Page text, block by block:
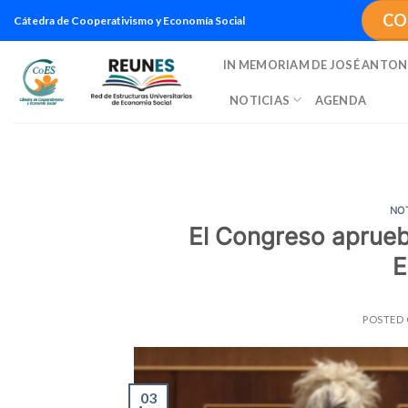
contenido
Cátedra de Cooperativismo y Economía Social
IN MEMORIAM DE JOSÉ
NOTICIAS AGENDA
El Congreso
03